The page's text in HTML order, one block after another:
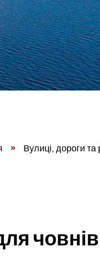
» Вулиці, дороги та
човнів